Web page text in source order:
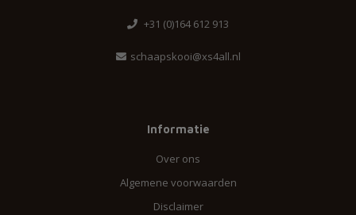
+31 (0)164 612 913
schaapskooi@xs4all.nl
Informatie
Over ons
Algemene voorwaarden
Disclaimer